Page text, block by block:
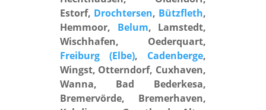
Estorf, Drochtersen, Bützfleth,
Hemmoor, Belum, Lamstedt,
Wischhafen, Oederquart,
Freiburg (Elbe), Cadenberge,
Wingst, Otterndorf, Cuxhaven,
Wanna, Bad Bederkesa,
Bremervörde, Bremerhaven,